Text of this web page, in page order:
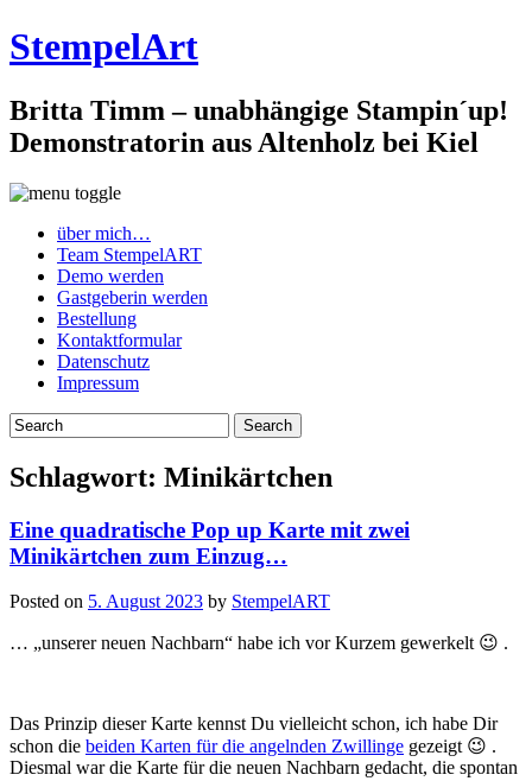
StempelArt
Britta Timm – unabhängige Stampin´up!
Demonstratorin aus Altenholz bei Kiel
über mich…
Team StempelART
Demo werden
Gastgeberin werden
Bestellung
Kontaktformular
Datenschutz
Impressum
Schlagwort: Minikärtchen
Eine quadratische Pop up Karte mit zwei
Minikärtchen zum Einzug…
Posted on 5. August 2023 by StempelART
… „unserer neuen Nachbarn“ habe ich vor Kurzem gewerkelt 😉 .
Das Prinzip dieser Karte kennst Du vielleicht schon, ich habe Dir
schon die beiden Karten für die angelnden Zwillinge gezeigt 😉 .
Diesmal war die Karte für die neuen Nachbarn gedacht, die spontan